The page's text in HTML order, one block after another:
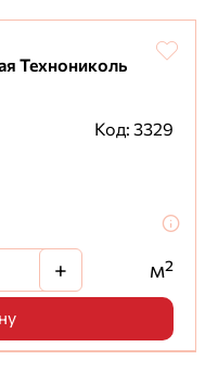
Технониколь
Код: 3329
+ м²